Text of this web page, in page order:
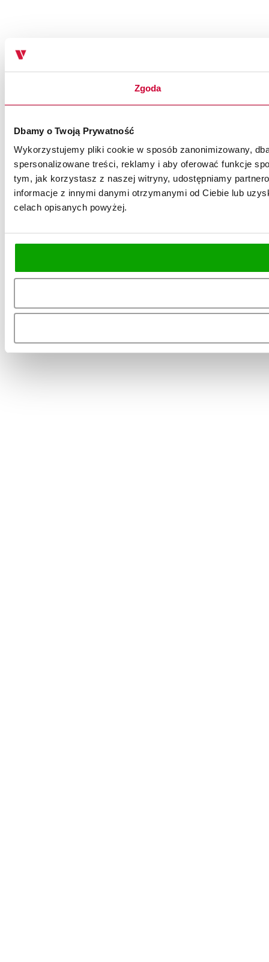
Zgoda
Dbamy o Twoją Prywatność
Wykorzystujemy pliki cookie w sposób zanonimizowany,
spersonalizowane treści, reklamy i aby oferować funkcje
tym, jak korzystasz z naszej witryny, udostępniamy
informacje z innymi danymi otrzymanymi od Ciebie lub
celach opisanych powyżej.